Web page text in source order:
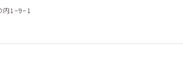
1ｰ9ｰ1